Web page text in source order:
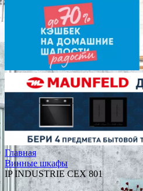
Главная
Винные шкафы
IP INDUSTRIE CEX 801